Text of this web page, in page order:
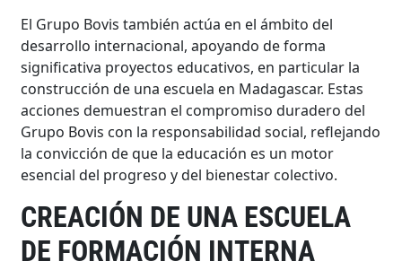
El Grupo Bovis también actúa en el ámbito del
desarrollo internacional, apoyando de forma
significativa proyectos educativos, en particular la
construcción de una escuela en Madagascar. Estas
acciones demuestran el compromiso duradero del
Grupo Bovis con la responsabilidad social, reflejando
la convicción de que la educación es un motor
esencial del progreso y del bienestar colectivo.
CREACIÓN DE UNA ESCUELA
DE FORMACIÓN INTERNA